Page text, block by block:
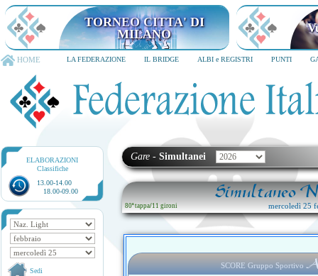
TORNEO CITTA' DI
MILANO
HOME LA FEDERAZIONE IL BRIDGE ALBI e REGISTRI PUNTI
ELABORAZIONI
Classifiche
13.00-14.00
18.00-09.00
Sedi
Gare - Simultanei
Simultaneo
80ª tappa/11 gironi mercoledì 25
SCORE Gruppo Sportivo